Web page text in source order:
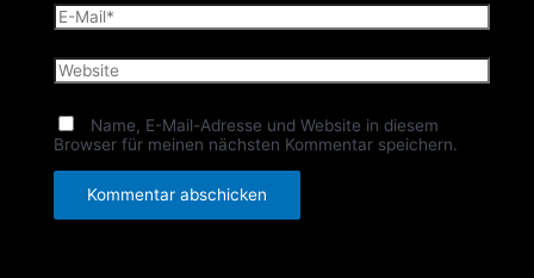
E-
Mail*
Website
Name, E-Mail-Adresse und Website in diesem
Browser für meinen nächsten Kommentar speichern.